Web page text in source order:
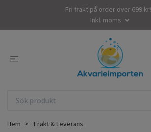
Fri frakt på order över 699 kr!
Inkl. moms
Hem Frakt & Leverans